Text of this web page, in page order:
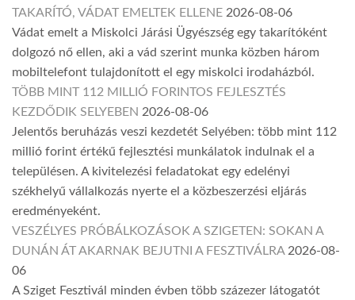
TAKARÍTÓ, VÁDAT EMELTEK ELLENE 2026-08-06
Vádat emelt a Miskolci Járási Ügyészség egy takarítóként
dolgozó nő ellen, aki a vád szerint munka közben három
mobiltelefont tulajdonított el egy miskolci irodaházból.
TÖBB MINT 112 MILLIÓ FORINTOS FEJLESZTÉS
KEZDŐDIK SELYEBEN 2026-08-06
Jelentős beruházás veszi kezdetét Selyében: több mint 112
millió forint értékű fejlesztési munkálatok indulnak el a
településen. A kivitelezési feladatokat egy edelényi
székhelyű vállalkozás nyerte el a közbeszerzési eljárás
eredményeként.
VESZÉLYES PRÓBÁLKOZÁSOK A SZIGETEN: SOKAN A
DUNÁN ÁT AKARNAK BEJUTNI A FESZTIVÁLRA 2026-08-
06
A Sziget Fesztivál minden évben több százezer látogatót